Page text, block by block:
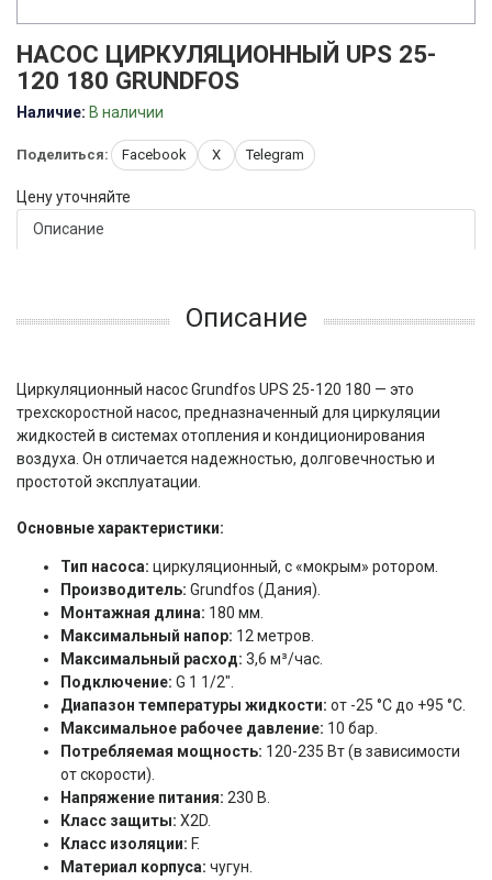
НАСОС ЦИРКУЛЯЦИОННЫЙ UPS 25-
120 180 GRUNDFOS
Наличие: В наличии
Поделиться: Facebook X Telegram
Цену уточняйте
Описание
Описание
Циркуляционный насос Grundfos UPS 25-120 180 — это
трехскоростной насос, предназначенный для циркуляции
жидкостей в системах отопления и кондиционирования
воздуха. Он отличается надежностью, долговечностью и
простотой эксплуатации.
Основные характеристики:
Тип насоса: циркуляционный, с «мокрым» ротором.
Производитель: Grundfos (Дания).
Монтажная длина: 180 мм.
Максимальный напор: 12 метров.
Максимальный расход: 3,6 м³/час.
Подключение: G 1 1/2".
Диапазон температуры жидкости: от -25 °C до +95 °C.
Максимальное рабочее давление: 10 бар.
Потребляемая мощность: 120-235 Вт (в зависимости
от скорости).
Напряжение питания: 230 В.
Класс защиты: X2D.
Класс изоляции: F.
Материал корпуса: чугун.